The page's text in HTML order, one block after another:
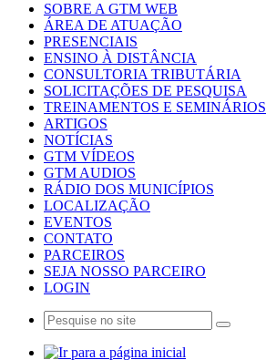
SOBRE A GTM WEB
ÁREA DE ATUAÇÃO
PRESENCIAIS
ENSINO À DISTÂNCIA
CONSULTORIA TRIBUTÁRIA
SOLICITAÇÕES DE PESQUISA
TREINAMENTOS E SEMINÁRIOS
ARTIGOS
NOTÍCIAS
GTM VÍDEOS
GTM AUDIOS
RÁDIO DOS MUNICÍPIOS
LOCALIZAÇÃO
EVENTOS
CONTATO
PARCEIROS
SEJA NOSSO PARCEIRO
LOGIN